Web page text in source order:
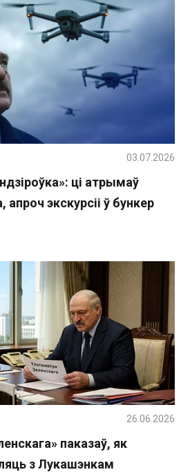
ці атрымаў
экскурсіі ў бункер
03.07.2026
паказаў, як
з Лукашэнкам
26.06.2026